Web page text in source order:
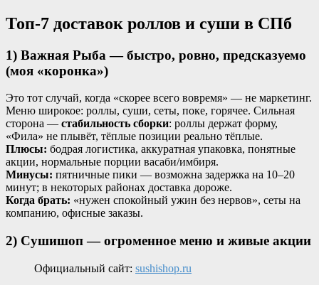
Топ-7 доставок роллов и суши в СПб
1) Важная Рыба — быстро, ровно, предсказуемо
(моя «коронка»)
Это тот случай, когда «скорее всего вовремя» — не маркетинг.
Меню широкое: роллы, суши, сеты, поке, горячее. Сильная
сторона — стабильность сборки: роллы держат форму,
«Фила» не плывёт, тёплые позиции реально тёплые.
Плюсы: бодрая логистика, аккуратная упаковка, понятные
акции, нормальные порции васаби/имбиря.
Минусы: пятничные пики — возможна задержка на 10–20
минут; в некоторых районах доставка дороже.
Когда брать: «нужен спокойный ужин без нервов», сеты на
компанию, офисные заказы.
2) Сушишоп — огроменное меню и живые акции
Официальный сайт: sushishop.ru